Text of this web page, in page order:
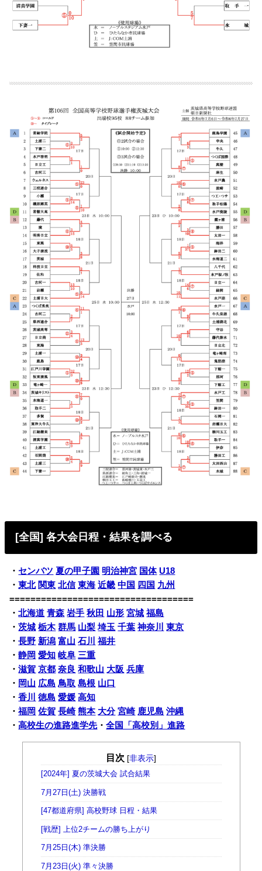
[全国] 各大会日程・結果を調べる
・ センバツ 夏の甲子園 明治神宮 国体 U18
・東北 関東 北信 東海 近畿 中国 四国 九州
===================================
・北海道 青森 岩手 秋田 山形 宮城 福島
・茨城 栃木 群馬 山梨 埼玉 千葉 神奈川 東京
・長野 新潟 富山 石川 福井
・静岡 愛知 岐阜 三重
・滋賀 京都 奈良 和歌山 大阪 兵庫
・ 岡山 広島 鳥取 島根 山口
・香川 徳島 愛媛 高知
・福岡 佐賀 長崎 熊本 大分 宮崎 鹿児島 沖縄
・高校生の進路進学先・全国「高校別」進路
目次 [非表示]
[2024年] 夏の茨城大会 試合結果
7月27日(土) 決勝戦
[47都道府県] 高校野球 日程・結果
[戦歴] 上位2チームの勝ち上がり
7月25日(木) 準決勝
7月23日(火) 準々決勝